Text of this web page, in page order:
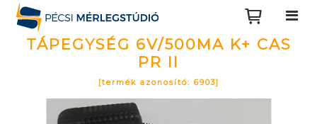
TÁPEGYSÉG 6V/500MA K+ CAS
PR II
[termék azonosító: 6903]